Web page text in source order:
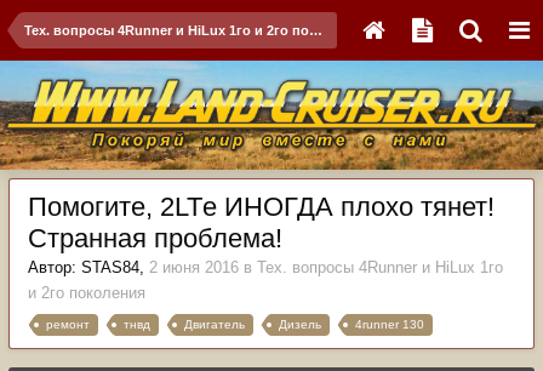
Тех. вопросы 4Runner и HiLux 1го и 2го поколения
Помогите, 2LTе ИНОГДА плохо тянет!
Странная проблема!
Автор: STAS84, 2 июня 2016 в Тех. вопросы 4Runner и HiLux 1го
и 2го поколения
ремонт тнвд Двигатель Дизель 4runner 130